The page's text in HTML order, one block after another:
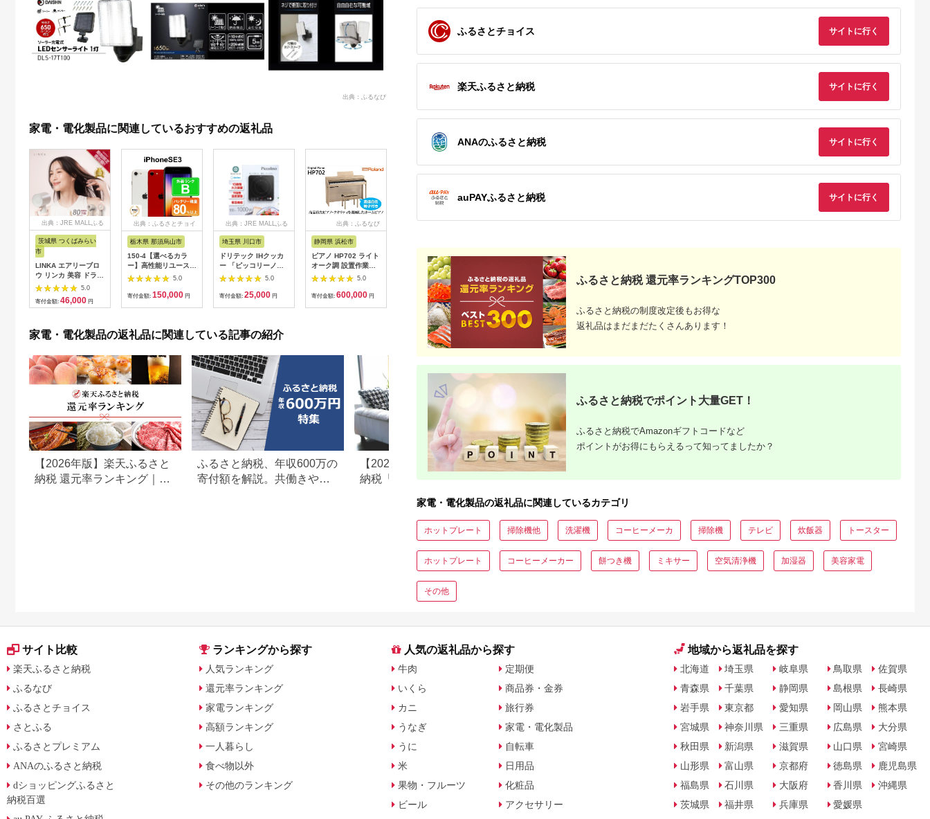
出典：ふるなび
家電・電化製品に関連しているおすすめの返礼品
出典：JRE MALLふる
茨城県 つくばみらい
市
LINKA エアリーブロ
ウ リンカ 美容 ドライ
ヤー ヘアケア 髪 エス
テ ギフト ラッピング
贈呈品 プレゼント 母
5.0
寄付金額: 46,000 円
出典：ふるさとチョイ
栃木県 那須烏山市
150-4【選べるカラ
ー】高性能リユース
スマホ Apple
iPhoneSE 3 128GB
SIMロック解除済 本
5.0
寄付金額: 150,000 円
出典：JRE MALLふる
埼玉県 川口市
ドリテック IHクッカ
ー 「ピッコリーノ」
ブラック DI-
217BK【1642626】
5.0
寄付金額: 25,000 円
出典：ふるなび
静岡県 浜松市
ピアノ HP702 ライト
オーク調 設置作業付
ピアノ
5.0
寄付金額: 600,000 円
工具 電子工作用はん
だこてセット X-
2000E[BAEG004]工
5.0
寄付金額:11,000
乾電池エボルタNEO
単3・4形 計20本 アル
カリ乾電池 パナソニ
ック
5.0
寄付金額: 12,000円
USB-C 1ポートUSB-
A 1ポート 折りたたみ
(MOT-
ACPD35WU1) ペー
5.0
Delivery65W対応
USB-C×1ポート、
かしこく充電 ２年保
証（MOT-
ACPD65WU1） パ
5.0
アルカリ乾電池 単3形
12本パック
家電・電化製品の返礼品に関連している記事の紹介
【2026年版】楽天ふるさと
納税 還元率ランキング｜高
ふるさと納税、年収600万の
寄付額を解説。共働きや子
【2026年最新版】ふるさと
納税「食べ物以外」返礼品
楽天ふるさと納税でこだわ
りの家電探し。おすすめラ
ふるさとチョイス サイトに行く
楽天ふるさと納税 サイトに行く
ANAのふるさと納税 サイトに行く
auPAYふるさと納税 サイトに行く
ふるさと納税 還元率ランキングTOP300
ふるさと納税の制度改定後もお得な
返礼品はまだまだたくさんあります！
ふるさと納税でポイント大量GET！
ふるさと納税でAmazonギフトコードなど
ポイントがお得にもらえるって知ってましたか？
家電・電化製品の返礼品に関連しているカテゴリ
ホットプレート 掃除機他 洗濯機 コーヒーメーカ 掃除機 テレビ 炊飯器 トースター
ホットプレート コーヒーメーカー 餅つき機 ミキサー 空気清浄機 加湿器 美容家電
その他
サイト比較
楽天ふるさと納税
ふるなび
ふるさとチョイス
さとふる
ふるさとプレミアム
ANAのふるさと納税
dショッピングふるさと
納税百選
ランキングから探す
人気ランキング
還元率ランキング
家電ランキング
高額ランキング
一人暮らし
食べ物以外
その他のランキング
人気の返礼品から探す
牛肉
いくら
カニ
うなぎ
うに
米
果物・フルーツ
ビール
定期便
商品券・金券
旅行券
家電・電化製品
自転車
日用品
化粧品
アクセサリー
地域から返礼品を探す
北海道
青森県
岩手県
宮城県
秋田県
山形県
福島県
茨城県
埼玉県
千葉県
東京都
神奈川県
新潟県
富山県
石川県
福井県
岐阜県
静岡県
愛知県
三重県
滋賀県
京都府
大阪府
兵庫県
鳥取県
島根県
岡山県
広島県
山口県
徳島県
香川県
愛媛県
佐賀県
長崎県
熊本県
大分県
宮崎県
鹿児島県
沖縄県